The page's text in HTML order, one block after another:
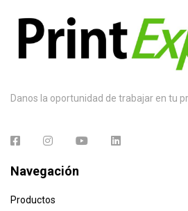
Danos la oportunidad de trabajar en tu
Navegación
Productos